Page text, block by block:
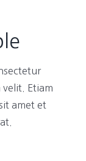
velit. Etiam
amet et